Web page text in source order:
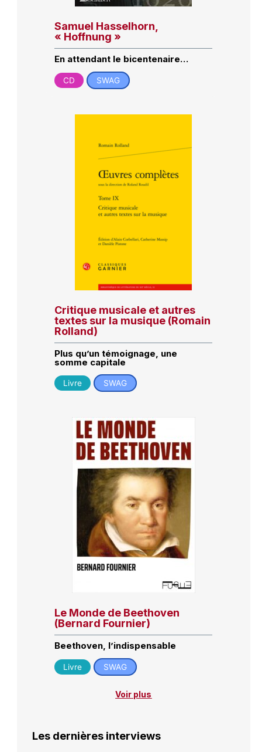
Samuel Hasselhorn,
« Hoffnung »
En attendant le bicentenaire…
CD SWAG
Critique musicale et autres
textes sur la musique (Romain
Rolland)
Plus qu’un témoignage, une
somme capitale
Livre SWAG
Le Monde de Beethoven
(Bernard Fournier)
Beethoven, l’indispensable
Livre SWAG
Voir plus
Les dernières interviews